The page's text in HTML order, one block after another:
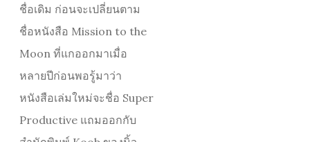
ชื่อเดิม ก่อนจะเปลี่ยนตาม
ชื่อหนังสือ Mission to the
Moon ที่แกออกมาเมื่อ
หลายปีก่อนพอรู้มาว่า
หนังสือเล่มใหม่จะชื่อ Super
Productive แถมออกกับ